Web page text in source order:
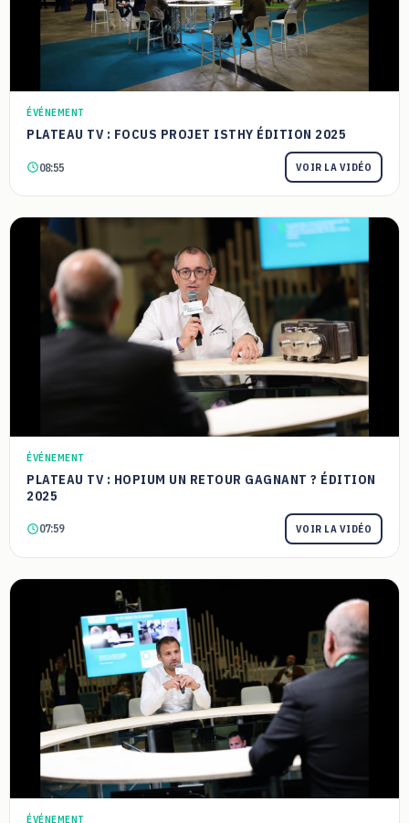
ÉVÉNEMENT
PLATEAU TV : FOCUS PROJET ISTHY ÉDITION 2025
08:55 VOIR LA VIDÉO
ÉVÉNEMENT
PLATEAU TV : HOPIUM UN RETOUR GAGNANT ? ÉDITION
2025
07:59 VOIR LA VIDÉO
ÉVÉNEMENT